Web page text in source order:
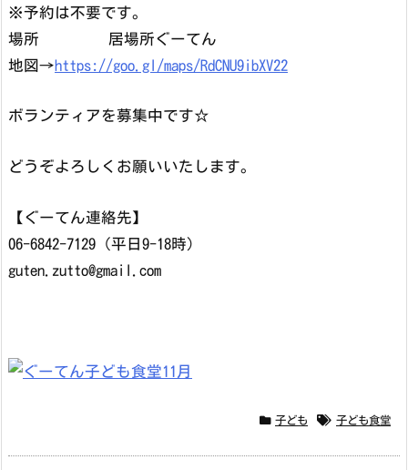
※予約は不要です。
場所 居場所ぐーてん
地図→https://goo.gl/maps/RdCNU9ibXV22
ボランティアを募集中です☆
どうぞよろしくお願いいたします。
【ぐーてん連絡先】
06-6842-7129（平日9-18時）
guten.zutto@gmail.com
子ども 子ども食堂